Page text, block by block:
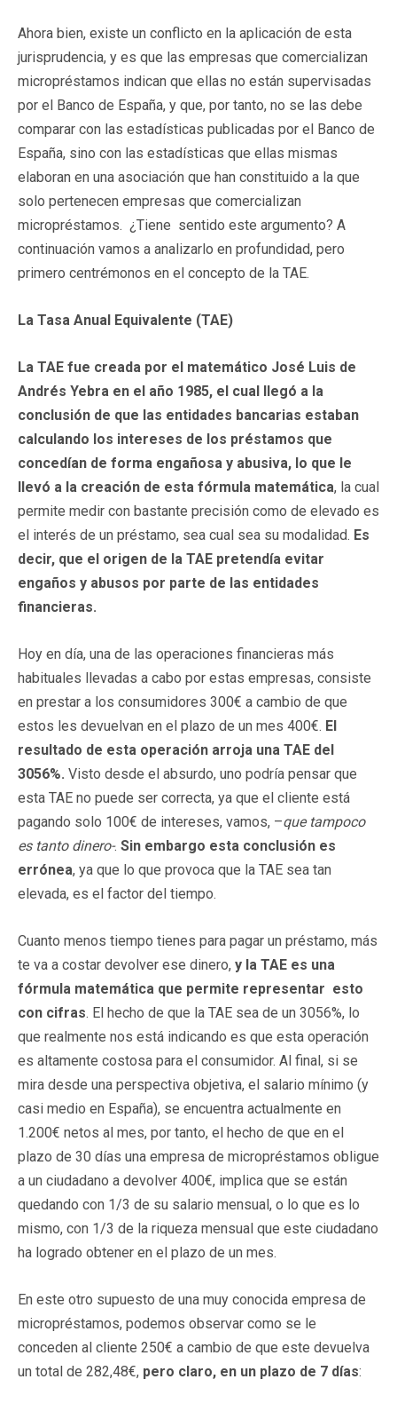
Ahora bien, existe un conflicto en la aplicación de esta
jurisprudencia, y es que las empresas que comercializan
micropréstamos indican que ellas no están supervisadas
por el Banco de España, y que, por tanto, no se las debe
comparar con las estadísticas publicadas por el Banco de
España, sino con las estadísticas que ellas mismas
elaboran en una asociación que han constituido a la que
solo pertenecen empresas que comercializan
micropréstamos. ¿Tiene sentido este argumento? A
continuación vamos a analizarlo en profundidad, pero
primero centrémonos en el concepto de la TAE.
La Tasa Anual Equivalente (TAE)
La TAE fue creada por el matemático José Luis de
Andrés Yebra en el año 1985, el cual llegó a la
conclusión de que las entidades bancarias estaban
calculando los intereses de los préstamos que
concedían de forma engañosa y abusiva, lo que le
llevó a la creación de esta fórmula matemática, la cual
permite medir con bastante precisión como de elevado es
el interés de un préstamo, sea cual sea su modalidad. Es
decir, que el origen de la TAE pretendía evitar
engaños y abusos por parte de las entidades
financieras.
Hoy en día, una de las operaciones financieras más
habituales llevadas a cabo por estas empresas, consiste
en prestar a los consumidores 300€ a cambio de que
estos les devuelvan en el plazo de un mes 400€. El
resultado de esta operación arroja una TAE del
3056%. Visto desde el absurdo, uno podría pensar que
esta TAE no puede ser correcta, ya que el cliente está
pagando solo 100€ de intereses, vamos, –que tampoco
es tanto dinero-. Sin embargo esta conclusión es
errónea, ya que lo que provoca que la TAE sea tan
elevada, es el factor del tiempo.
Cuanto menos tiempo tienes para pagar un préstamo, más
te va a costar devolver ese dinero, y la TAE es una
fórmula matemática que permite representar esto
con cifras. El hecho de que la TAE sea de un 3056%, lo
que realmente nos está indicando es que esta operación
es altamente costosa para el consumidor. Al final, si se
mira desde una perspectiva objetiva, el salario mínimo (y
casi medio en España), se encuentra actualmente en
1.200€ netos al mes, por tanto, el hecho de que en el
plazo de 30 días una empresa de micropréstamos obligue
a un ciudadano a devolver 400€, implica que se están
quedando con 1/3 de su salario mensual, o lo que es lo
mismo, con 1/3 de la riqueza mensual que este ciudadano
ha logrado obtener en el plazo de un mes.
En este otro supuesto de una muy conocida empresa de
micropréstamos, podemos observar como se le
conceden al cliente 250€ a cambio de que este devuelva
un total de 282,48€, pero claro, en un plazo de 7 días: